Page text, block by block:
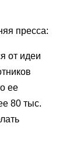
пресса:
от идеи
ее
80 тыс.